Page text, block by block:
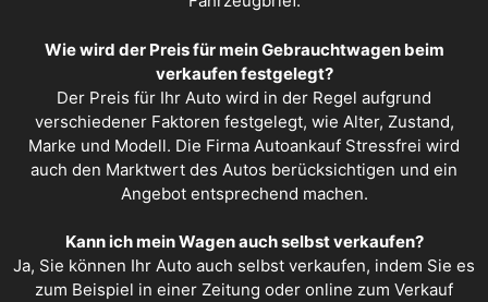
Wie wird der Preis für mein Gebrauchtwagen beim
verkaufen festgelegt?
Der Preis für Ihr Auto wird in der Regel aufgrund
verschiedener Faktoren festgelegt, wie Alter, Zustand,
Marke und Modell. Die Firma Autoankauf Stressfrei wird
auch den Marktwert des Autos berücksichtigen und ein
Angebot entsprechend machen.
Kann ich mein Wagen auch selbst verkaufen?
Ja, Sie können Ihr Auto auch selbst verkaufen, indem Sie es
zum Beispiel in einer Zeitung oder online zum Verkauf